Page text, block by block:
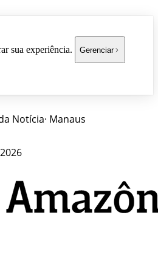
sua experiência. Gerenciar
Notícia· Manaus